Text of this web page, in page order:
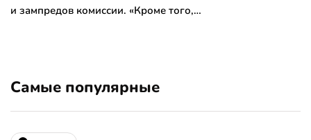
и зампредов комиссии. «Кроме того,…
Самые популярные